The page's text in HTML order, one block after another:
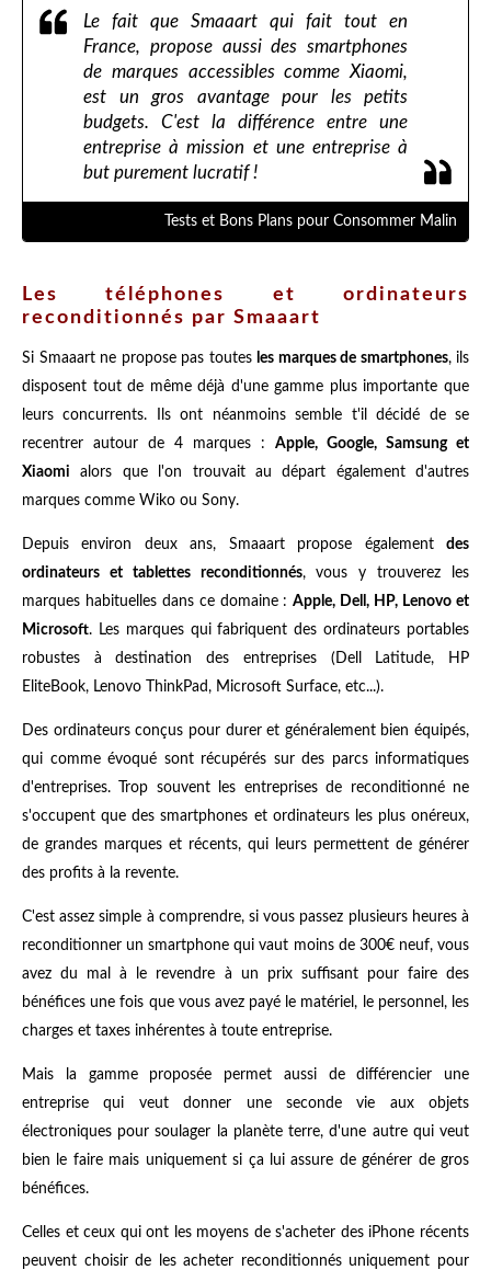
Le fait que Smaaart qui fait tout en
France, propose aussi des smartphones
de marques accessibles comme Xiaomi,
est un gros avantage pour les petits
budgets. C'est la différence entre une
entreprise à mission et une entreprise à
but purement lucratif !
Tests et Bons Plans pour Consommer Malin
Les téléphones et ordinateurs
reconditionnés par Smaaart
Si Smaaart ne propose pas toutes les marques de smartphones, ils
disposent tout de même déjà d'une gamme plus importante que
leurs concurrents. Ils ont néanmoins semble t'il décidé de se
recentrer autour de 4 marques : Apple, Google, Samsung et
Xiaomi alors que l'on trouvait au départ également d'autres
marques comme Wiko ou Sony.
Depuis environ deux ans, Smaaart propose également des
ordinateurs et tablettes reconditionnés, vous y trouverez les
marques habituelles dans ce domaine :Apple, Dell, HP, Lenovo et
Microsoft. Les marques qui fabriquent des ordinateurs portables
robustes à destination des entreprises (Dell Latitude, HP
EliteBook, Lenovo ThinkPad, Microsoft Surface, etc...).
Des ordinateurs conçus pour durer et généralement bien équipés,
qui comme évoqué sont récupérés sur des parcs informatiques
d'entreprises. Trop souvent les entreprises de reconditionné ne
s'occupent que des smartphones et ordinateurs les plus onéreux,
de grandes marques et récents, qui leurs permettent de générer
des profits à la revente.
C'est assez simple à comprendre, si vous passez plusieurs heures à
reconditionner un smartphone qui vaut moins de 300€ neuf, vous
avez du mal à le revendre à un prix suffisant pour faire des
bénéfices une fois que vous avez payé le matériel, le personnel, les
charges et taxes inhérentes à toute entreprise.
Mais la gamme proposée permet aussi de différencier une
entreprise qui veut donner une seconde vie aux objets
électroniques pour soulager la planète terre, d'une autre qui veut
bien le faire mais uniquement si ça lui assure de générer de gros
bénéfices.
Celles et ceux qui ont les moyens de s'acheter des iPhone récents
peuvent choisir de les acheter reconditionnés uniquement pour